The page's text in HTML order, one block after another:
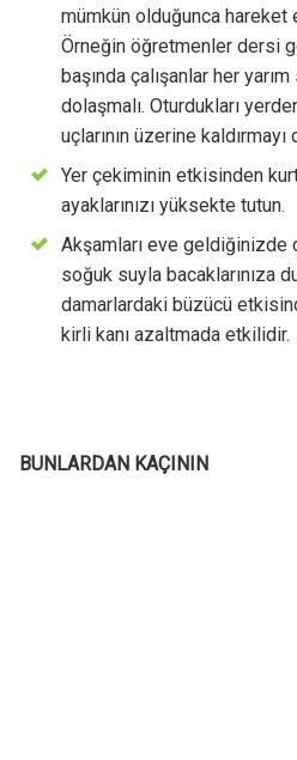
mümkün olduğunca
Örneğin öğretmenler dersi
başında çalışanlar her
dolaşmalı. Oturdukları
uçlarının üzerine
Yer çekiminin etkisinden
ayaklarınızı yüksekte tutun.
Akşamları eve
soğuk suyla bacaklarınıza
damarlardaki büzücü
kirli kanı azaltmada etkilidir.
BUNLARDAN KAÇININ